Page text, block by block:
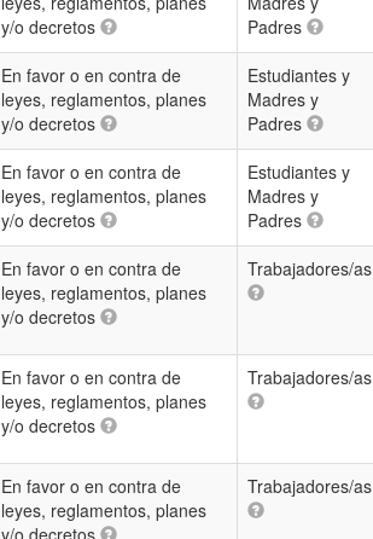
y/o decretos
Padres
En favor o en contra de
leyes, reglamentos, planes
y/o decretos
Estudiantes y
Madres y
Padres
En favor o en contra de
leyes, reglamentos, planes
y/o decretos
Estudiantes y
Madres y
Padres
En favor o en contra de
leyes, reglamentos, planes
y/o decretos
Trabajadores/as
En favor o en contra de
leyes, reglamentos, planes
y/o decretos
Trabajadores/as
En favor o en contra de
leyes, reglamentos, planes
y/o decretos
Trabajadores/as